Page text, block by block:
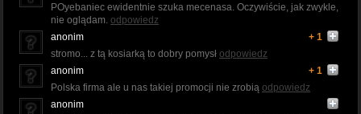
POyebaniec ewidentnie szuka mecenasa. Oczywiście, jak zwykle,
nie oglądam. odpowiedz
anonim
+ 1
stromo... z tą kosiarką to dobry pomysł odpowiedz
anonim
+ 1
Polska firma ale u nas takiej promocji nie zrobią odpowiedz
anonim